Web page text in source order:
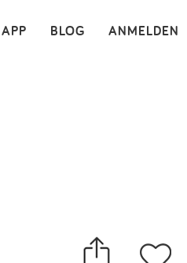
ANMELDEN
BLOG
APP ×